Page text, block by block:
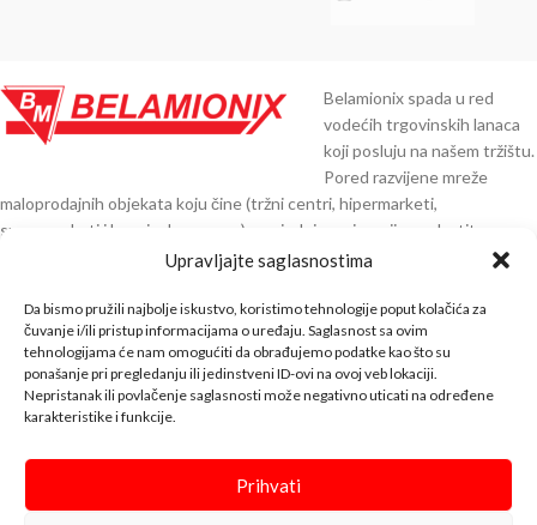
Upravljajte saglasnostima
Da bismo pružili najbolje iskustvo, koristimo tehnologije poput kolačića za
čuvanje i/ili pristup informacijama o uređaju. Saglasnost sa ovim
tehnologijama će nam omogućiti da obrađujemo podatke kao što su
ponašanje pri pregledanju ili jedinstveni ID-ovi na ovoj veb lokaciji.
Nepristanak ili povlačenje saglasnosti može negativno uticati na određene
karakteristike i funkcije.
Prihvati
Belamionix spada u red
vodećih trgovinskih lanaca
koji posluju na našem tržištu.
Pored razvijene mreže
maloprodajnih objekata koju čine (tržni centri, hipermarketi,
supermarketi i benzinske pumpe), posjedujemo i razvijenu vlastitu
distribuciju preko 30.000 artikala čiji smo direktni uvoznici iz Njemačke,
KNTAKT INFO
BELA SHOP
Bela Shop© 2023 Design with ♥ by